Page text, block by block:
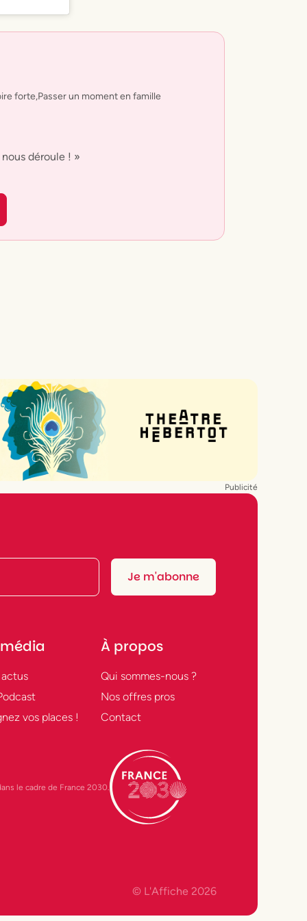
forte,Passer un moment en famille
déroule ! »
Publicité
actus
vos places !
À propos
Qui sommes-nous ?
Nos offres pros
Contact
le cadre de France 2030.
© L'Affiche 2026